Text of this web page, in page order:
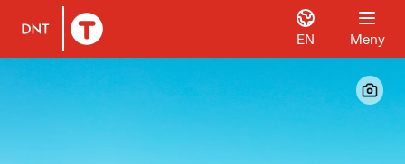
Til DNT.no forside
EN Meny